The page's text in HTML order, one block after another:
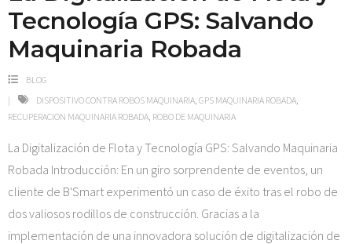
Tecnología GPS: Salvando
Maquinaria Robada
BLOG
DISPOSITIVO CONTRA ROBOS MAQUINARIA, GPS MAQUINARIA ROBADA,
RECUPERACION MAQUINARIA ROBADA, ROBO DE MAQUINARIA
La Digitalización de Flota y Tecnología GPS: Salvando Maquinaria
Robada Introducción: En un giro sorprendente de eventos, un
cliente de B'Smart experimentó un caso de éxito tras el robo de
dos valiosos rodillos de construcción. Gracias a la
implementación de una innovadora solución de digitalización de